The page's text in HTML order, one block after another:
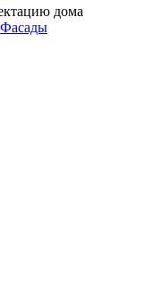
дома
Фасады